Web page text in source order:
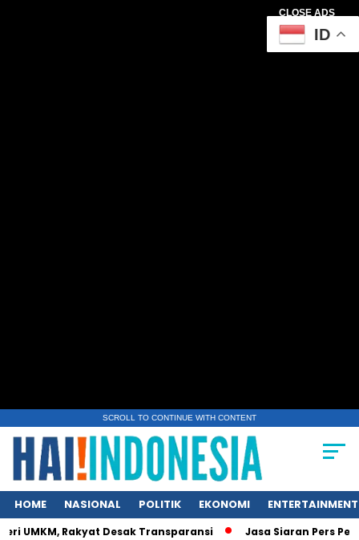
CLOSE ADS
SCROLL TO CONTINUE WITH CONTENT
HOME NASIONAL POLITIK EKONOMI ENTERTAINMENT
UMKM, Rakyat Desak Transparansi Jasa Siaran Pers
ID